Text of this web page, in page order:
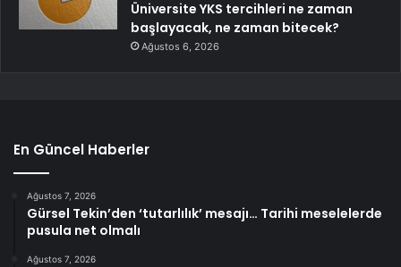
Üniversite YKS tercihleri ne zaman
başlayacak, ne zaman bitecek?
Ağustos 6, 2026
En Güncel Haberler
Ağustos 7, 2026
Gürsel Tekin’den ‘tutarlılık’ mesajı… Tarihi meselelerde
pusula net olmalı
Ağustos 7, 2026